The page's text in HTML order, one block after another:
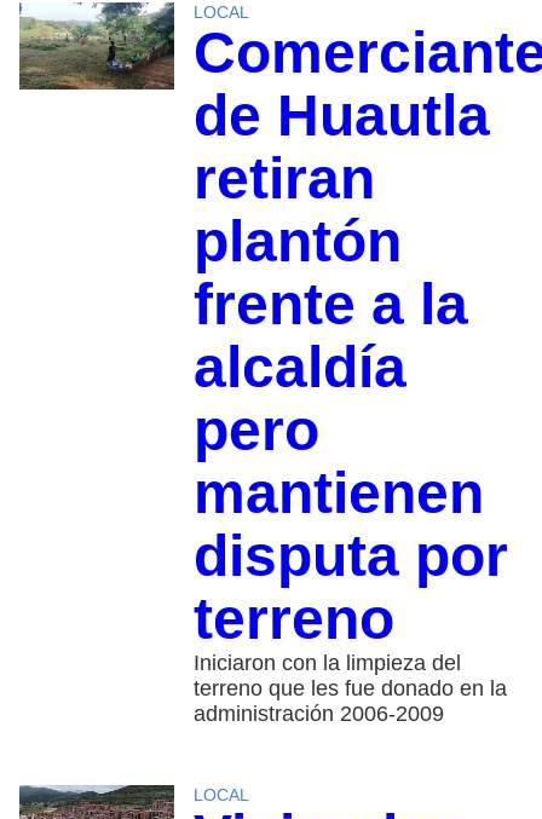
LOCAL
de Huautla
retiran
plantón
frente a la
alcaldía
pero
mantienen
disputa por
terreno
Iniciaron con la limpieza del
terreno que les fue donado en la
administración 2006-2009
LOCAL